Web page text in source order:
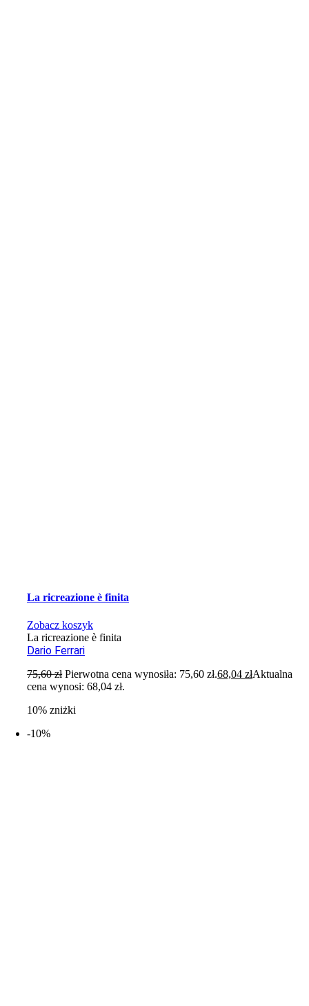
La ricreazione è finita
Zobacz koszyk
La ricreazione è finita
Dario Ferrari
75,60zł Pierwotna cena wynosiła: 75,60 zł.68,04złAktualna
cena wynosi: 68,04 zł.
10% zniżki
-10%